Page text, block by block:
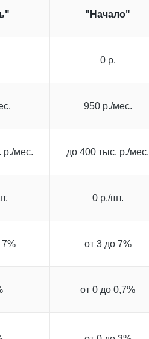
"Начало"
0 р.
950 р./мес.
р./мес. до 400 тыс. р./мес.
0 р./шт.
7% от 3 до 7%
от 0 до 0,7%